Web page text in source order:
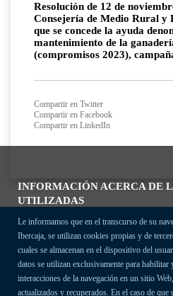
INFORMACIÓN ACERCA DE
UTILIZADAS
Le informamos que en el transcurso de su
Ibercaja, se utilizan cookies propias y de
cuales se almacenan en el dispositivo del
datos se utilizan exclusivamente para
interacciones de la navegación en un sitio
actualizados y recuperados. En el caso de
Resolución de 12 de
Consejería de Medio Rural
que se concede la ayuda
mantenimiento de la
(compromisos 2023),
Compartir en Twitter
Compartir en Facebook
Compartir en LinkedIn